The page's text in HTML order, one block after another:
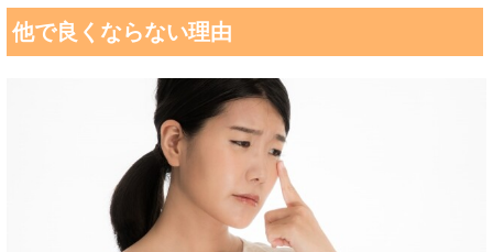
他で良くならない理由